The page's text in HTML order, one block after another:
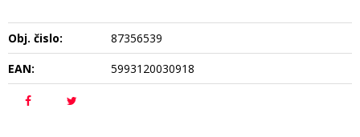
Obj. čislo:
87356539
EAN:
5993120030918